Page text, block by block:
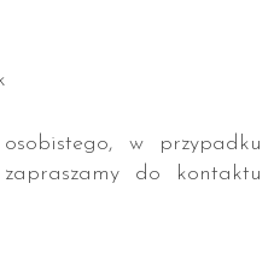
w przypadku
do kontaktu